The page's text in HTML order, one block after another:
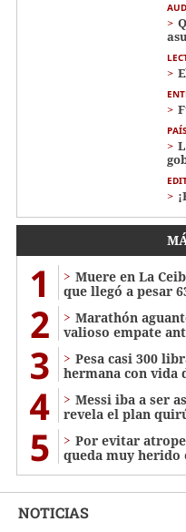
1
Muere en La
que llegó a pesar
2
Marathón
valioso empate
3
Pesa casi 300
hermana con vida
4
Messi iba a ser
revela el plan
5
Por evitar
queda muy herido
NOTICIAS